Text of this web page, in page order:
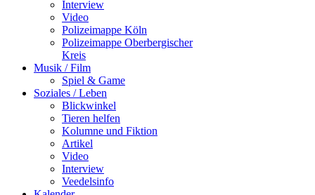
Interview
Video
Polizeimappe Köln
Polizeimappe Oberbergischer
Kreis
Musik / Film
Spiel & Game
Soziales / Leben
Blickwinkel
Tieren helfen
Kolumne und Fiktion
Artikel
Video
Interview
Veedelsinfo